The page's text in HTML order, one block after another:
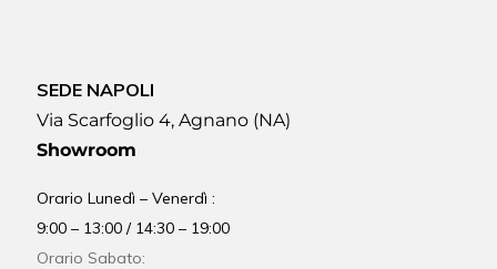
SEDE NAPOLI
Via Scarfoglio 4, Agnano (NA)
Showroom
Orario Lunedì – Venerdì :
9:00 – 13:00 / 14:30 – 19:00
Orario Sabato: